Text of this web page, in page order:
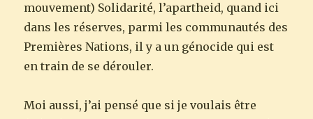
mouvement) Solidarité, l’apartheid, quand ici
dans les réserves, parmi les communautés des
Premières Nations, il y a un génocide qui est
en train de se dérouler.
Moi aussi, j’ai pensé que si je voulais être